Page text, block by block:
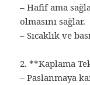
– Hafif ama
olmasını sağlar.
– Sıcaklık ve
2. **Kaplama
– Paslanmaya